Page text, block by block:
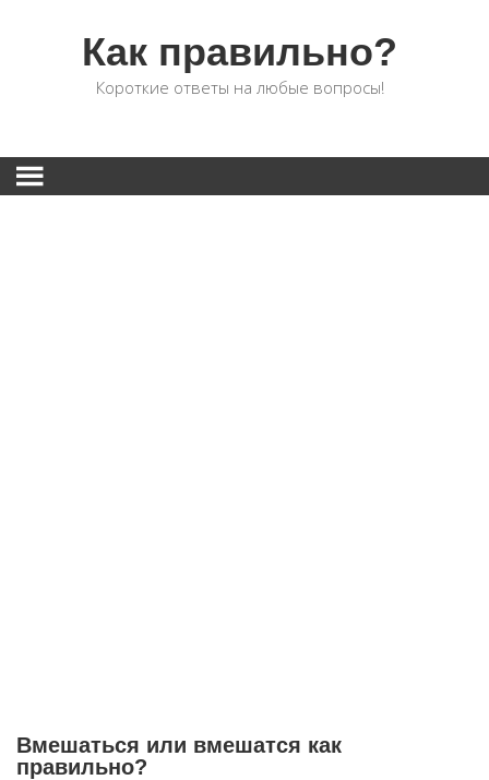
Как правильно?
Короткие ответы на любые вопросы!
Вмешаться или вмешатся как
правильно?